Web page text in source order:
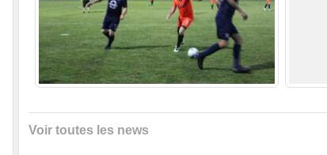
Voir toutes les news